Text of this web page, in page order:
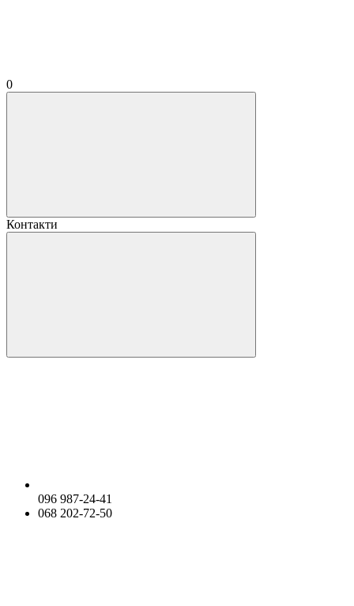
0
Контакти
096 987-24-41
068 202-72-50